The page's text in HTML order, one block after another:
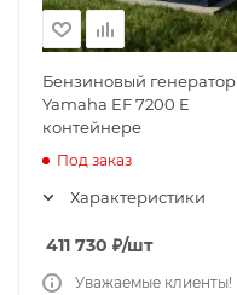
Бензиновый генератор
Yamaha EF 7200 E
контейнере
Под заказ
Характеристики
411 730 ₽/шт
Уважаемые клиенты!